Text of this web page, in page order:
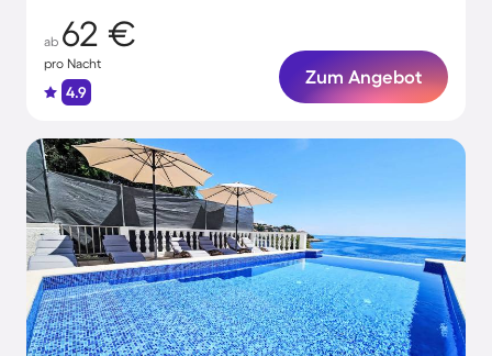
ab 62 €
pro Nacht
4.9
Zum Angebot